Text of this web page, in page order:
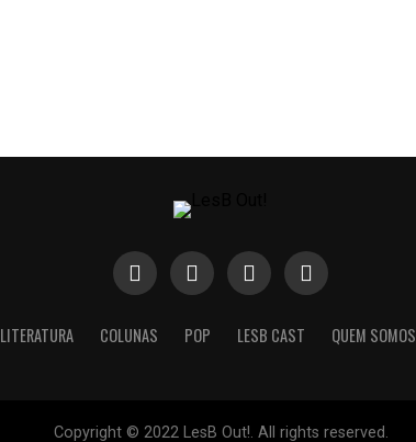
LITERATURA COLUNAS POP LESB CAST QUEM SOMOS
Copyright © 2022 LesB Out!. All rights reserved.